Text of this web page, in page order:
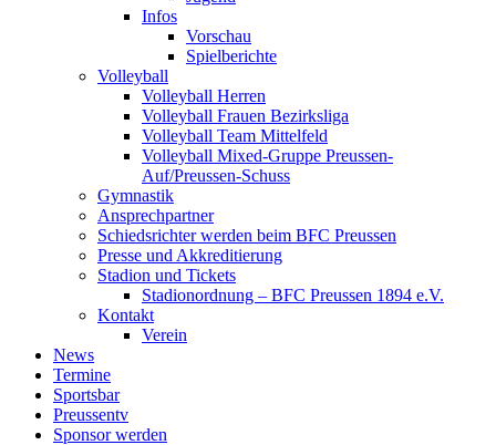
Infos
Vorschau
Spielberichte
Volleyball
Volleyball Herren
Volleyball Frauen Bezirksliga
Volleyball Team Mittelfeld
Volleyball Mixed-Gruppe Preussen-
Auf/Preussen-Schuss
Gymnastik
Ansprechpartner
Schiedsrichter werden beim BFC Preussen
Presse und Akkreditierung
Stadion und Tickets
Stadionordnung – BFC Preussen 1894 e.V.
Kontakt
Verein
News
Termine
Sportsbar
Preussentv
Sponsor werden